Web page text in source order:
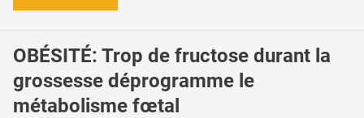
OBÉSITÉ: Trop de fructose durant la
grossesse déprogramme le
métabolisme fœtal